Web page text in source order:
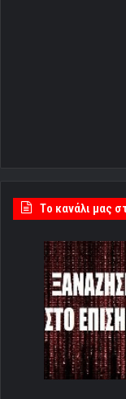
Tο κανάλι μας